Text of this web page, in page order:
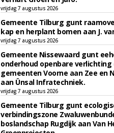
vrijdag 7 augustus 2026
Gemeente Tilburg gunt
kap en herplant bomen aan J.
vrijdag 7 augustus 2026
Gemeente Nissewaard gunt
onderhoud openbare verlichting
gemeenten Voorne aan Zee en
aan Ünsal Infratechniek.
vrijdag 7 augustus 2026
Gemeente Tilburg gunt
verbindingszone
boslandschap Rugdijk aan Van